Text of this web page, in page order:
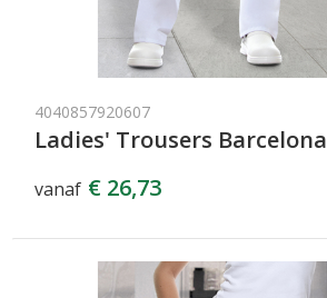
4040857920607
Ladies' Trousers Barcelona
vanaf € 26,73